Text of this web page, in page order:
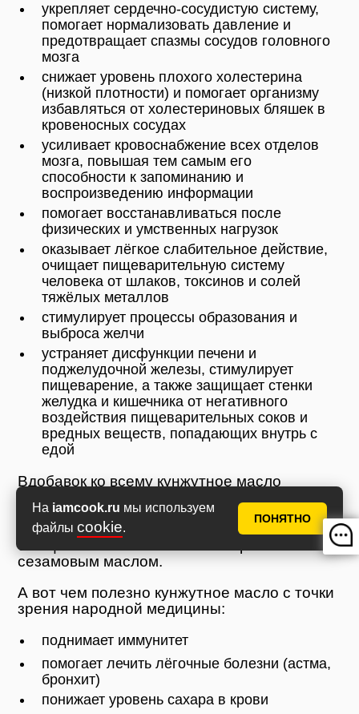
На iamcook.ru мы используем
файлы cookie.
ПОНЯТНО
укрепляет сердечно-сосудистую систему,
помогает нормализовать давление и
предотвращает спазмы сосудов головного
мозга
снижает уровень плохого холестерина
(низкой плотности) и помогает организму
избавляться от холестериновых бляшек в
кровеносных сосудах
усиливает кровоснабжение всех отделов
мозга, повышая тем самым его
способности к запоминанию и
воспроизведению информации
помогает восстанавливаться после
физических и умственных нагрузок
оказывает лёгкое слабительное действие,
очищает пищеварительную систему
человека от шлаков, токсинов и солей
тяжёлых металлов
стимулирует процессы образования и
выброса желчи
устраняет дисфункции печени и
поджелудочной железы, стимулирует
пищеварение, а также защищает стенки
желудка и кишечника от негативного
воздействия пищеварительных соков и
вредных веществ, попадающих внутрь с
едой
Вдобавок ко всему кунжутное масло
поступающих вместе с пищей. Поэтому при
гиповитаминозах следует кушать побольше
овощных салатов обильно заправленных
сезамовым маслом.
А вот чем полезно кунжутное масло с точки
зрения народной медицины:
поднимает иммунитет
помогает лечить лёгочные болезни (астма,
бронхит)
понижает уровень сахара в крови